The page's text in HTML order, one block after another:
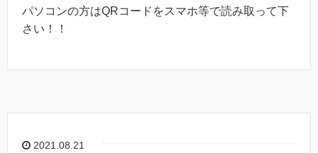
パソコンの方はQRコードをスマホ等で読み取って下
さい！！
2021.08.21